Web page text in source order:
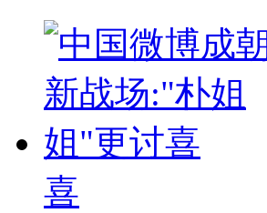
喜